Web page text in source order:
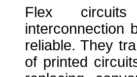
Flex
interconnection
reliable. They
of printed